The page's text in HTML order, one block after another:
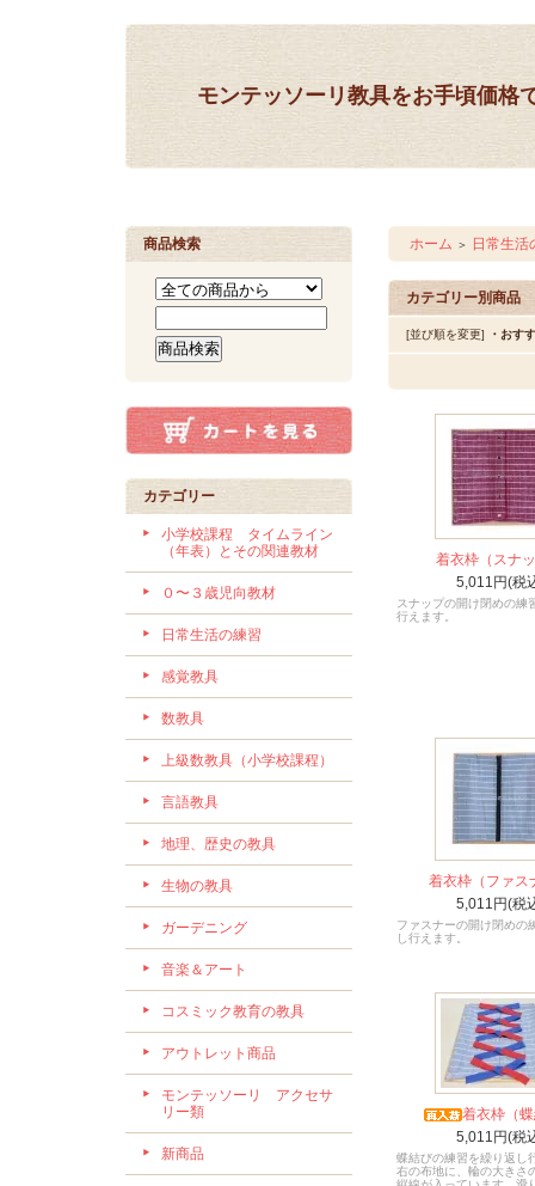
モンテッソーリ教具をお手頃価格
商品検索
カテゴリー
小学校課程 タイムライン
（年表）とその関連教材
０〜３歳児向教材
日常生活の練習
感覚教具
数教具
上級数教具（小学校課程）
言語教具
地理、歴史の教具
生物の教具
ガーデニング
音楽＆アート
コスミック教育の教具
アウトレット商品
モンテッソーリ アクセサ
リー類
新商品
ホーム ＞ 日常生活
カテゴリー別商品
[並び順を変更] ・おす
着衣枠（スナ
5,011円(税
スナップの開け閉めの練
行えます。
着衣枠（ファス
5,011円(税
ファスナーの開け閉めの
し行えます。
着衣枠（
5,011円(税
蝶結びの練習を繰り返し
右の布地に、輪の大きさ